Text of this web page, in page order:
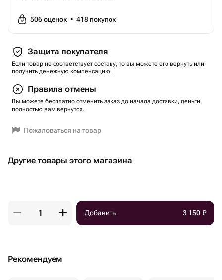
506оценок • 418 покупок
Защита покупателя
Если товар не соответствует составу, то вы можете его вернуть или
получить денежную компенсацию.
Правила отмены
Вы можете бесплатно отменить заказ до начала доставки, деньги
полностью вам вернутся.
Пожаловаться на товар
Другие товары этого магазина
Добавить 3 150 ₽
Рекомендуем